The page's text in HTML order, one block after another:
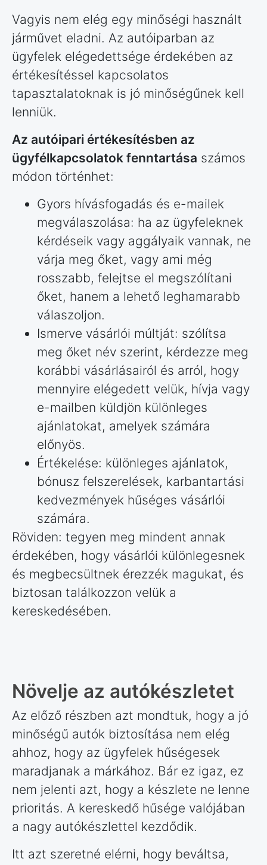
Vagyis nem elég egy minőségi használt
járművet eladni. Az autóiparban az
ügyfelek elégedettsége érdekében az
értékesítéssel kapcsolatos
tapasztalatoknak is jó minőségűnek kell
lenniük.
Az autóipari értékesítésben az
ügyfélkapcsolatok fenntartása számos
módon történhet:
Gyors hívásfogadás és e-mailek
megválaszolása: ha az ügyfeleknek
kérdéseik vagy aggályaik vannak, ne
várja meg őket, vagy ami még
rosszabb, felejtse el megszólítani
őket, hanem a lehető leghamarabb
válaszoljon.
Ismerve vásárlói múltját: szólítsa
meg őket név szerint, kérdezze meg
korábbi vásárlásairól és arról, hogy
mennyire elégedett velük, hívja vagy
e-mailben küldjön különleges
ajánlatokat, amelyek számára
előnyös.
Értékelése: különleges ajánlatok,
bónusz felszerelések, karbantartási
kedvezmények hűséges vásárlói
számára.
Röviden: tegyen meg mindent annak
érdekében, hogy vásárlói különlegesnek
és megbecsültnek érezzék magukat, és
biztosan találkozzon velük a
kereskedésében.
Növelje az autókészletet
Az előző részben azt mondtuk, hogy a jó
minőségű autók biztosítása nem elég
ahhoz, hogy az ügyfelek hűségesek
maradjanak a márkához. Bár ez igaz, ez
nem jelenti azt, hogy a készlete ne lenne
prioritás. A kereskedő hűsége valójában
a nagy autókészlettel kezdődik.
Itt azt szeretné elérni, hogy beváltsa,